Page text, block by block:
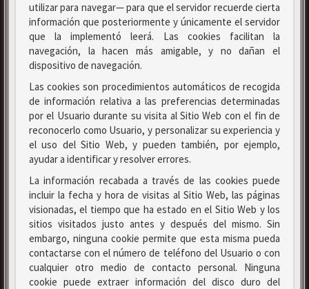
utilizar para navegar— para que el servidor recuerde cierta
información que posteriormente y únicamente el servidor
que la implementó leerá. Las cookies facilitan la
navegación, la hacen más amigable, y no dañan el
dispositivo de navegación.
Las cookies son procedimientos automáticos de recogida
de información relativa a las preferencias determinadas
por el Usuario durante su visita al Sitio Web con el fin de
reconocerlo como Usuario, y personalizar su experiencia y
el uso del Sitio Web, y pueden también, por ejemplo,
ayudar a identificar y resolver errores.
La información recabada a través de las cookies puede
incluir la fecha y hora de visitas al Sitio Web, las páginas
visionadas, el tiempo que ha estado en el Sitio Web y los
sitios visitados justo antes y después del mismo. Sin
embargo, ninguna cookie permite que esta misma pueda
contactarse con el número de teléfono del Usuario o con
cualquier otro medio de contacto personal. Ninguna
cookie puede extraer información del disco duro del